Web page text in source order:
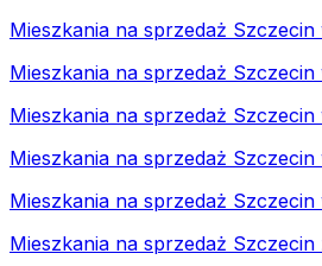
Mieszkania na sprzedaż
Mieszkania na sprzedaż
Mieszkania na sprzedaż Szczecin
Mieszkania na sprzedaż Szczecin
Mieszkania na sprzedaż
Mieszkania na sprzedaż Szczecin